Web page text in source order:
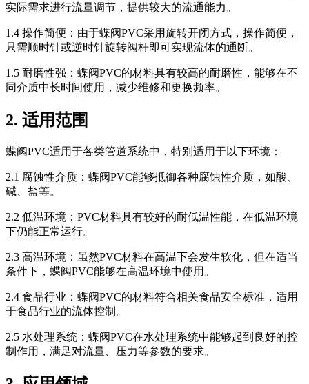
实际需求进行流量调节，提供较大的流通能力。
1.4 操作简便：由于蝶阀PVC采用旋转开闭方式，操作简便，
只需顺时针或逆时针旋转阀杆即可实现流体的通断。
1.5 耐磨性强：蝶阀PVC的材料具有较高的耐磨性，能够在不
同介质中长时间使用，减少维修和更换频率。
2. 适用范围
蝶阀PVC适用于各类管道系统中，特别适用于以下环境：
2.1 腐蚀性介质：蝶阀PVC能够抵御各种腐蚀性介质，如酸、
碱、盐等。
2.2 低温环境：PVC材料具有较好的耐低温性能，在低温环境
下仍能正常运行。
2.3 高温环境：虽然PVC材料在高温下会发生软化，但在适当
条件下，蝶阀PVC能够在高温环境中使用。
2.4 食品行业：蝶阀PVC的材料符合相关食品安全标准，适用
于食品行业的流体控制。
2.5 水处理系统：蝶阀PVC在水处理系统中能够起到良好的控
制作用，满足对流量、压力等参数的要求。